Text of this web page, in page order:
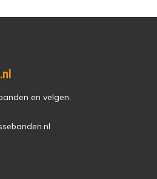
en velgen.